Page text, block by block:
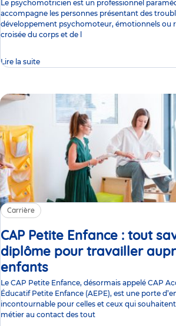
Le psychomotricien est un professionnel
accompagne les personnes présentant des
développement psychomoteur, émotionnels ou
croisée du corps et de l
Lire la suite
Carrière
CAP Petite Enfance : tout
diplôme pour travailler
enfants
Le CAP Petite Enfance, désormais appelé CAP
Éducatif Petite Enfance (AEPE), est une porte
incontournable pour celles et ceux qui
métier au contact des tout